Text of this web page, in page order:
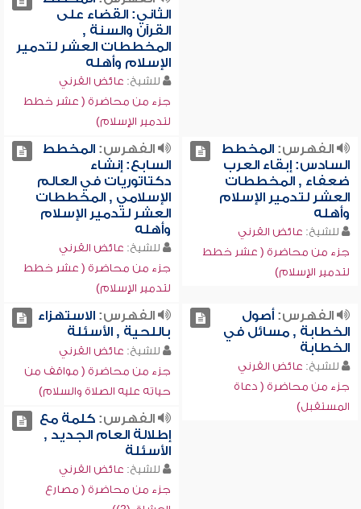
الثاني: القضاء على
القرآن والسنة ,
المخططات العشر لتدمير
الإسلام وأهله
للشيخ: عائض القرني
جزء من محاضرة ( عشر خطط
لتدمير الإسلام)
الفهرس:المخطط
السادس: إبقاء العرب
ضعفاء , المخططات
العشر لتدمير الإسلام
وأهله
للشيخ: عائض القرني
جزء من محاضرة ( عشر خطط
لتدمير الإسلام)
الفهرس:المخطط
السابع: إنشاء
دكتاتوريات في العالم
الإسلامي , المخططات
العشر لتدمير الإسلام
وأهله
للشيخ: عائض القرني
جزء من محاضرة ( عشر خطط
لتدمير الإسلام)
الفهرس:أصول
الخطابة , مسائل في
الخطابة
للشيخ: عائض القرني
جزء من محاضرة ( دعاة
المستقبل)
الفهرس:الاستهزاء
باللحية , الأسئلة
للشيخ: عائض القرني
جزء من محاضرة ( مواقف من
حياته عليه الصلاة والسلام)
الفهرس:كلمة مع
إطلالة العام الجديد ,
الأسئلة
للشيخ: عائض القرني
جزء من محاضرة ( مصارع